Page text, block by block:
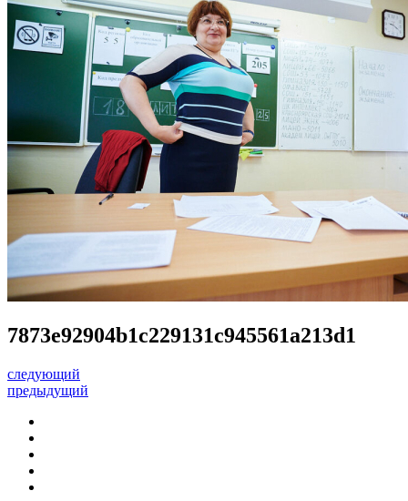
7873e92904b1c229131c945561a213d1
следующий
предыдущий